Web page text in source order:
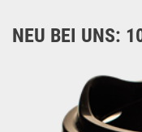
NEU BEI UNS: